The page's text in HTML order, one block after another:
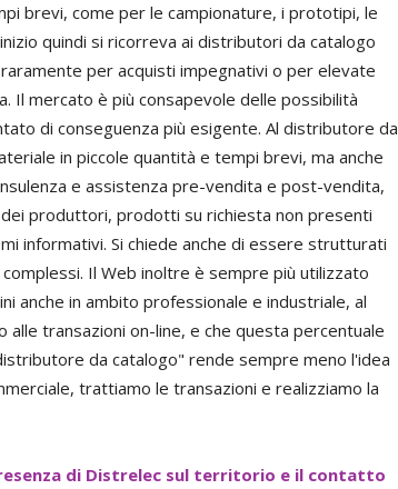
brevi, come per le campionature, i prototipi, le
quindi si ricorreva ai distributori da catalogo
per acquisti impegnativi o per elevate
Il mercato è più consapevole delle possibilità
di conseguenza più esigente. Al distributore da
in piccole quantità e tempi brevi, ma anche
e assistenza pre-vendita e post-vendita,
produttori, prodotti su richiesta non presenti
informativi. Si chiede anche di essere strutturati
Il Web inoltre è sempre più utilizzato
anche in ambito professionale e industriale, al
transazioni on-line, e che questa percentuale
da catalogo" rende sempre meno l'idea
trattiamo le transazioni e realizziamo la
di Distrelec sul territorio e il contatto